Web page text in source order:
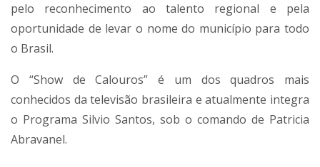
pelo reconhecimento ao talento regional e pela
oportunidade de levar o nome do município para todo
o Brasil.
O “Show de Calouros” é um dos quadros mais
conhecidos da televisão brasileira e atualmente integra
o Programa Silvio Santos, sob o comando de Patricia
Abravanel.